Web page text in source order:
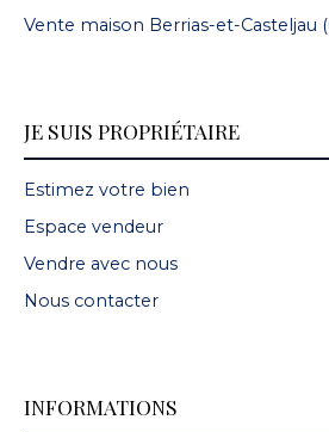
Vente maison Berrias-et-Casteljau
JE SUIS PROPRIÉTAIRE
Estimez votre bien
Espace vendeur
Vendre avec nous
Nous contacter
INFORMATIONS